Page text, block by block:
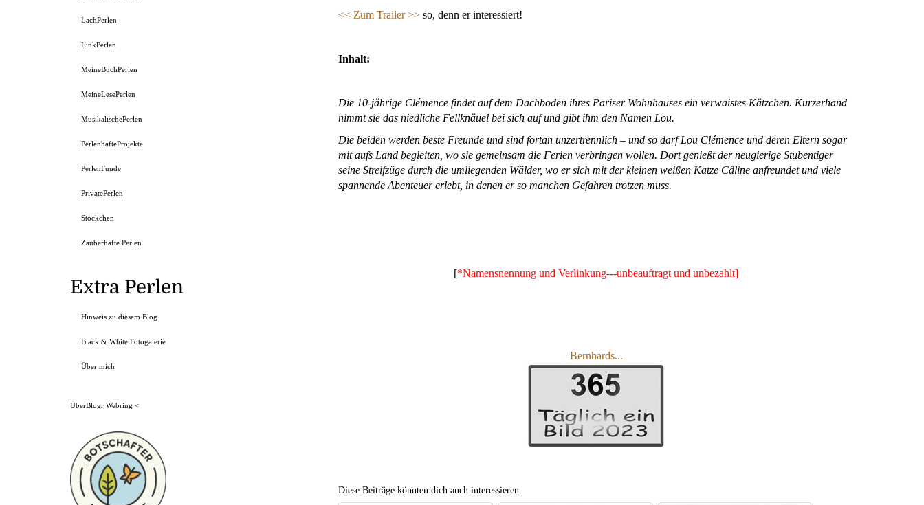
<< Zum Trailer >> so, denn er interessiert!
Inhalt:
Die 10-jährige Clémence findet auf dem Dachboden ihres Pariser Wohnhauses ein verwaistes Kätzchen. Kurzerhand
nimmt sie das niedliche Fellknäuel bei sich auf und gibt ihm den Namen Lou.
Die beiden werden beste Freunde und sind fortan unzertrennlich – und so darf Lou Clémence und deren Eltern sogar
mit aufs Land begleiten, wo sie gemeinsam die Ferien verbringen wollen. Dort genießt der neugierige Stubentiger
seine Streifzüge durch die umliegenden Wälder, wo er sich mit der kleinen weißen Katze Câline anfreundet und viele
spannende Abenteuer erlebt, in denen er so manchen Gefahren trotzen muss.
[*Namensnennung und Verlinkung---unbeauftragt und unbezahlt]
Bernhards...
Diese Beiträge könnten dich auch interessieren:
LachPerlen
LinkPerlen
MeineBuchPerlen
MeineLesePerlen
MusikalischePerlen
PerlenhafteProjekte
PerlenFunde
PrivatePerlen
Stöckchen
Zauberhafte Perlen
Extra Perlen
Hinweis zu diesem Blog
Black & White Fotogalerie
Über mich
UberBlogr Webring <